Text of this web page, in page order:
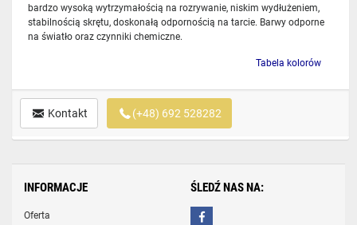
bardzo wysoką wytrzymałością na rozrywanie, niskim wydłużeniem,
stabilnością skrętu, doskonałą odpornością na tarcie. Barwy odporne
na światło oraz czynniki chemiczne.
Tabela kolorów
Kontakt (+48) 692 528282
INFORMACJE
Oferta
ŚLEDŹ NAS NA: